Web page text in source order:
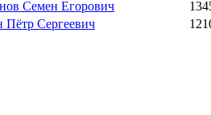
Семен Егорович
Пётр Сергеевич